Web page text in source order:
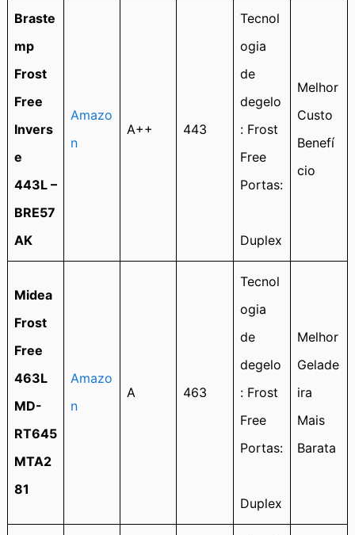
Braste
mp
Frost
Free
Invers
e
443L –
BRE57
AK
Amazo
n
A++ 443
Tecnol
ogia
de
degelo
: Frost
Free
Portas:
Duplex
Melhor
Custo
Benefí
cio
Midea
Frost
Free
463L
MD-
RT645
MTA2
81
Amazo
n
A 463
Tecnol
ogia
de
degelo
: Frost
Free
Portas:
Duplex
Melhor
Gelade
ira
Mais
Barata